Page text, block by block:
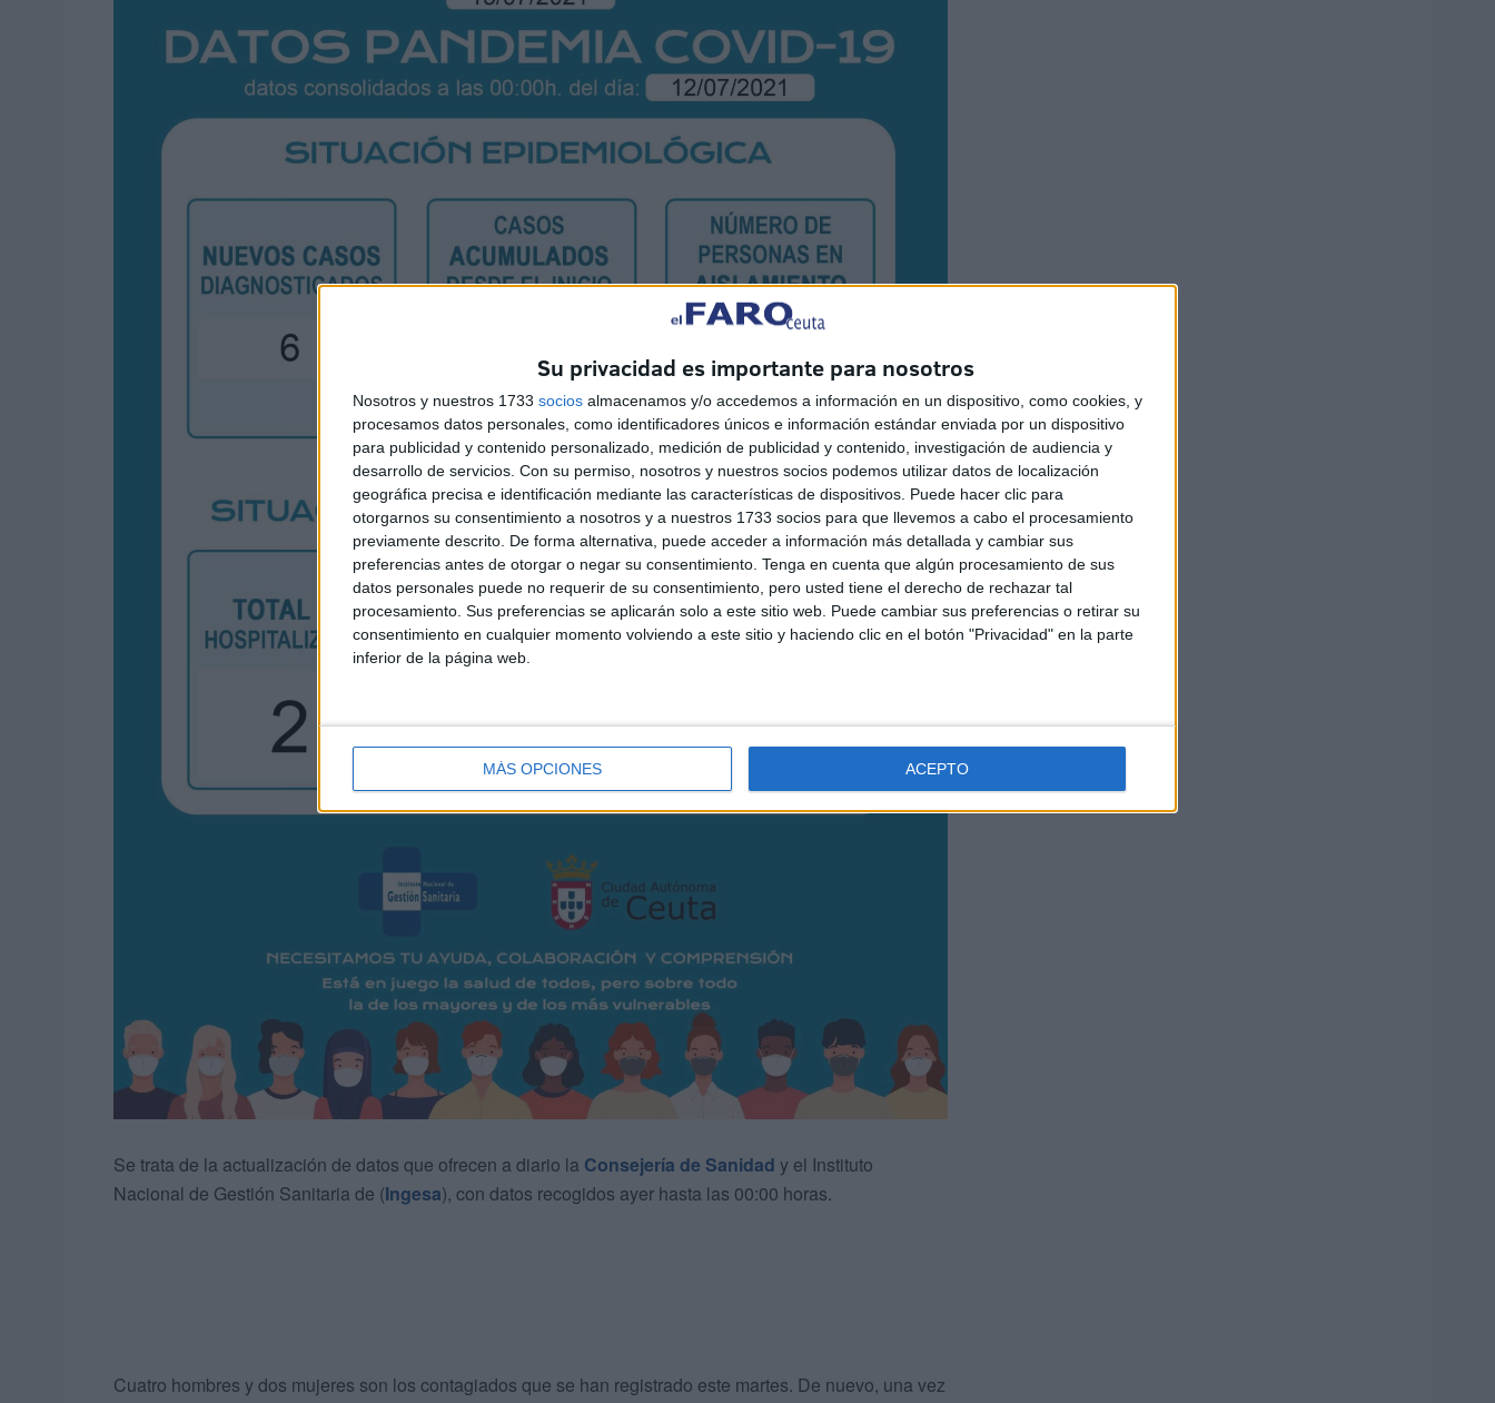
Su privacidad es importante para nosotros
Nosotros y nuestros 1733 socios almacenamos y/o accedemos a información en un dispositivo, como cookies, y
procesamos datos personales, como identificadores únicos e información estándar enviada por un dispositivo
para publicidad y contenido personalizado, medición de publicidad y contenido, investigación de audiencia y
desarrollo de servicios. Con su permiso, nosotros y nuestros socios podemos utilizar datos de localización
geográfica precisa e identificación mediante las características de dispositivos. Puede hacer clic para
otorgarnos su consentimiento a nosotros y a nuestros 1733 socios para que llevemos a cabo el procesamiento
previamente descrito. De forma alternativa, puede acceder a información más detallada y cambiar sus
preferencias antes de otorgar o negar su consentimiento. Tenga en cuenta que algún procesamiento de sus
datos personales puede no requerir de su consentimiento, pero usted tiene el derecho de rechazar tal
procesamiento. Sus preferencias se aplicarán solo a este sitio web. Puede cambiar sus preferencias o retirar su
consentimiento en cualquier momento volviendo a este sitio y haciendo clic en el botón "Privacidad" en la parte
inferior de la página web.
MÁS OPCIONES ACEPTO
Se trata de la actualización de datos que ofrecen a diario la Consejería de Sanidad y el Instituto
Nacional de Gestión Sanitaria de (Ingesa), con datos recogidos ayer hasta las 00:00 horas.
Cuatro hombres y dos mujeres son los contagiados que se han registrado este martes. De nuevo, una vez